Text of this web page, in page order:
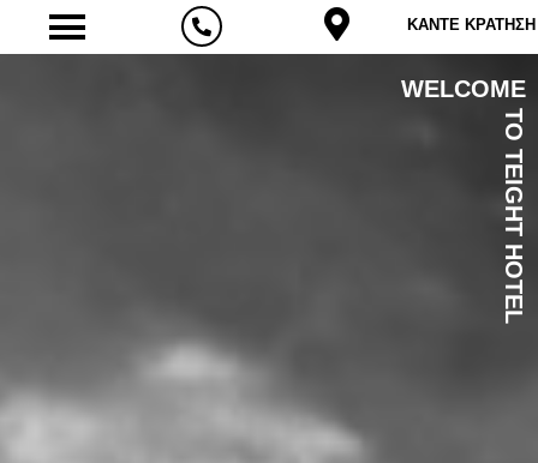
ΚΑΝΤΕ ΚΡΑΤΗΣΗ
WELCOME
TO TEIGHT HOTEL